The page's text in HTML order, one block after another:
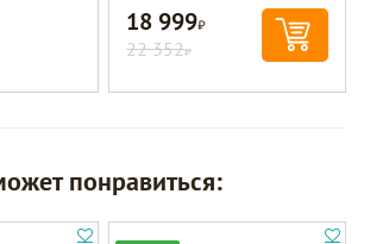
18 999Р
22 352Р
понравиться: